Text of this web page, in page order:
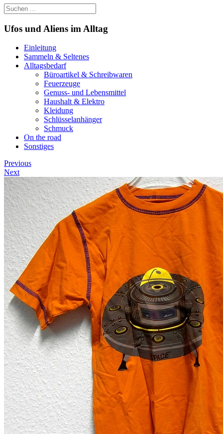
Ufos und Aliens im Alltag
Einleitung
Sammeln & Seltenes
Alltagsbedarf
Büroartikel & Schreibwaren
Feuerzeuge
Genuss- und Lebensmittel
Haushalt & Elektro
Kleidung
Schlüsselanhänger
Schmuck
On the road
Sonstiges
Previous
Next